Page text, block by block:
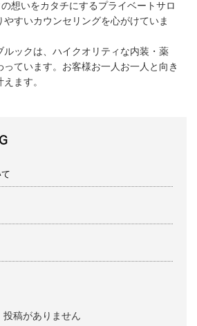
想いをカタチにするプライベートサロ
やすいカウンセリングを心がけていま
ルックは、ハイクオリティな内装・薬
ています。お客様お一人お一人と向き
ます。
投稿がありません